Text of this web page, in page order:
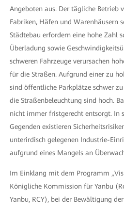
Angeboten aus. Der tägliche Betrieb
Fabriken, Häfen und Warenhäusern
Städtebau erfordern eine hohe Zahl
Überladung sowie
schweren Fahrzeuge verursachen
für die Straßen. Aufgrund einer zu
sind öffentliche Parkplätze schwer
die Straßenbeleuchtung sind hoch.
nicht immer fristgerecht entsorgt. In
Gegenden existieren
unterirdisch gelegenen Industrie-
aufgrund eines Mangels an
Im Einklang mit dem Programm
Königliche Kommission für Yanbu
Yanbu, RCY), bei der Bewältigung